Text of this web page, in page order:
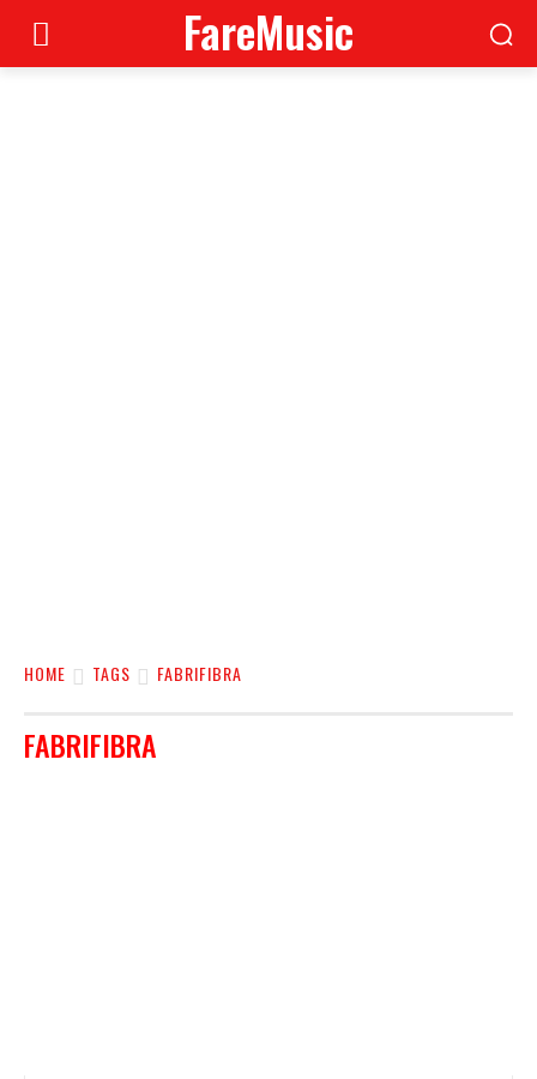
FareMusic
HOME TAGS FABRIFIBRA
FABRIFIBRA